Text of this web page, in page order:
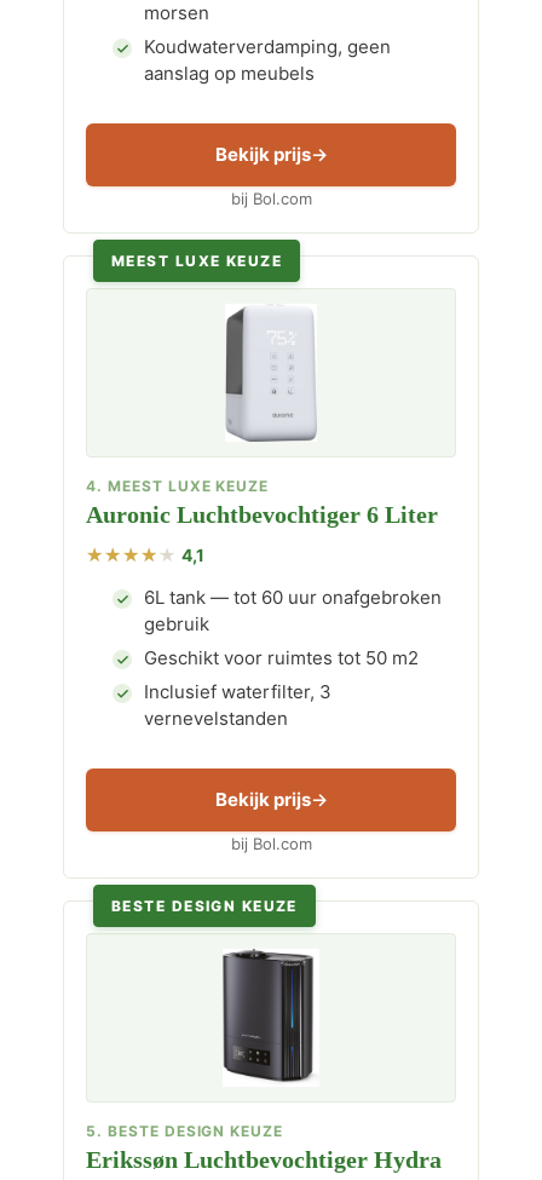
morsen
Koudwaterverdamping, geen
aanslag op meubels
Bekijk prijs
bij Bol.com
MEEST LUXE KEUZE
4. MEEST LUXE KEUZE
Auronic Luchtbevochtiger 6 Liter
4,1
6L tank — tot 60 uur onafgebroken
gebruik
Geschikt voor ruimtes tot 50 m2
Inclusief waterfilter, 3
vernevelstanden
Bekijk prijs
bij Bol.com
BESTE DESIGN KEUZE
5. BESTE DESIGN KEUZE
Erikssøn Luchtbevochtiger Hydra